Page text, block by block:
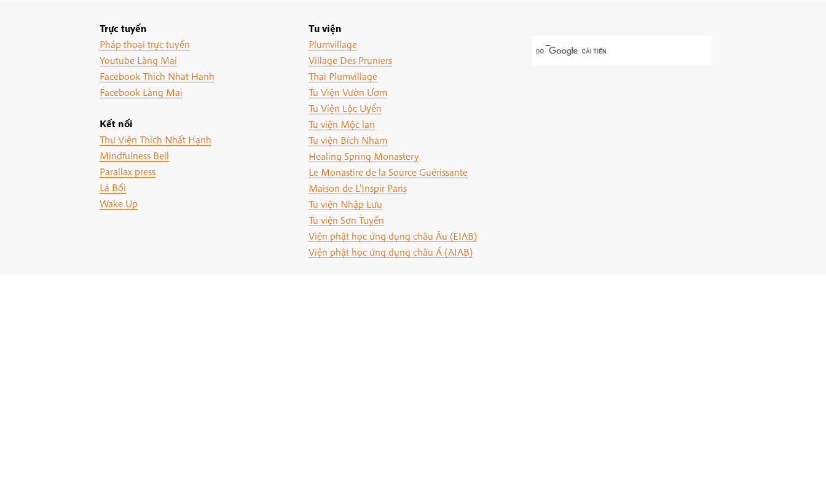
Trực tuyến
Pháp thoại trực tuyến
Youtube Làng Mai
Facebook Thich Nhat Hanh
Facebook Làng Mai
Kết nối
Thư Viện Thích Nhất Hạnh
Mindfulness Bell
Parallax press
Lá Bối
Wake Up
Tu viện
Plumvillage
Village Des Pruniers
Thai Plumvillage
Tu Viện Vườn Ươm
Tu Viện Lộc Uyển
Tu viện Mộc lan
Tu viện Bích Nham
Healing Spring Monastery
Le Monastire de la Source Guérissante
Maison de L'Inspir Paris
Tu viện Nhập Lưu
Tu viện Sơn Tuyền
Viện phật học ứng dụng châu Âu (EIAB)
Viện phật học ứng dụng châu Á (AIAB)